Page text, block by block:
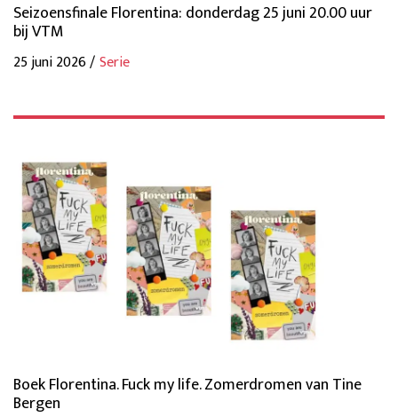
Seizoensfinale Florentina: donderdag 25 juni 20.00 uur
bij VTM
25 juni 2026 /Serie
Boek Florentina. Fuck my life. Zomerdromen van Tine
Bergen